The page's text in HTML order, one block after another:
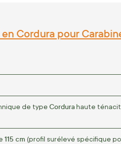
Cordura pour
de type Cordurahaute
115 cm (profil surélevé spécifique